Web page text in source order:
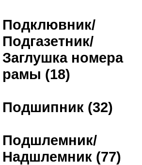
Подклювник/
Подгазетник/
Заглушка номера
рамы (18)
Подшипник (32)
Подшлемник/
Надшлемник (77)